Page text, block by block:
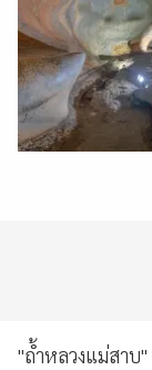
"ถ้ำหลวงแม่สาบ